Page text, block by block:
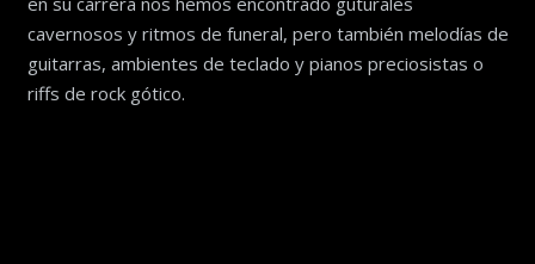
cavernosos y ritmos de funeral, pero también melodías de
guitarras, ambientes de teclado y pianos preciosistas o
riffs de rock gótico.